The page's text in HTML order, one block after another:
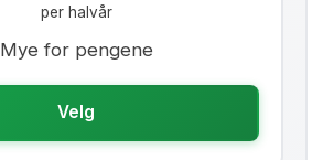
per halvår
Mye for pengene
Velg